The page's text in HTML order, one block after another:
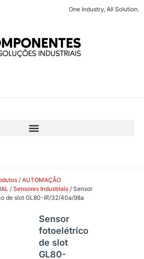
One Industry, All Solution.
/ AUTOMAÇÃO
/ Sensores Industriais / Sensor
de slot GL80-IR/32/40a/98a
Sensor
fotoelétrico
de slot
GL80-